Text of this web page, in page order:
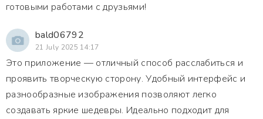
готовыми работами с друзьями!
bald06792
21 July 2025 14:17
Это приложение — отличный способ расслабиться и
проявить творческую сторону. Удобный интерфейс и
разнообразные изображения позволяют легко
создавать яркие шедевры. Идеально подходит для